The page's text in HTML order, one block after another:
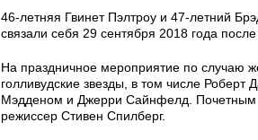
46-летняя Гвинет Пэлтроу и 47-летний
связали себя 29 сентября 2018 года
На праздничное мероприятие по случаю
голливудские звезды, в том числе
Мэдденом и Джерри Сайнфелд. Почетным
режиссер Стивен Спилберг.